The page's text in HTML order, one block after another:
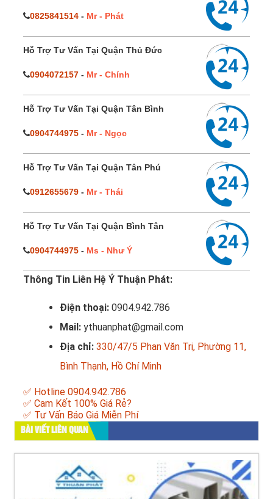
0825841514 - Mr - Phát
Hỗ Trợ Tư Vấn Tại Quận Thủ Đức
0904072157 - Mr - Chính
Hỗ Trợ Tư Vấn Tại Quận Tân Bình
0904744975 - Mr - Ngọc
Hỗ Trợ Tư Vấn Tại Quận Tân Phú
0912655679 - Mr - Thái
Hỗ Trợ Tư Vấn Tại Quận Bình Tân
0904744975 - Ms - Như Ý
Thông Tin Liên Hệ Ý Thuận Phát:
Điện thoại: 0904.942.786
Mail: ythuanphat@gmail.com
Địa chỉ: 330/47/5 Phan Văn Trị, Phường 11,
Bình Thạnh, Hồ Chí Minh
✅ Hotline 0904.942.786
✅ Cam Kết 100% Giá Rẻ?
✅ Tư Vấn Báo Giá Miễn Phí
BÀI VIẾT LIÊN QUAN